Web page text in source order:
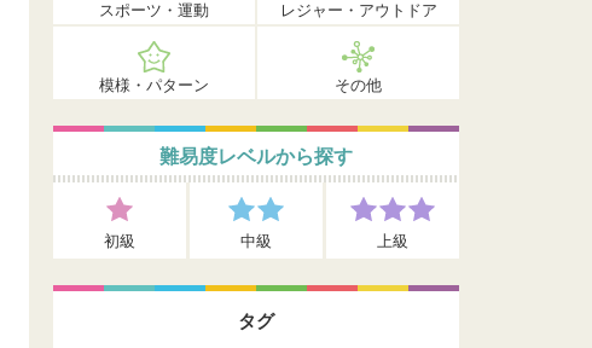
スポーツ・運動 レジャー・アウトドア
模様・パターン その他
難易度レベルから探す
初級 中級 上級
タグ